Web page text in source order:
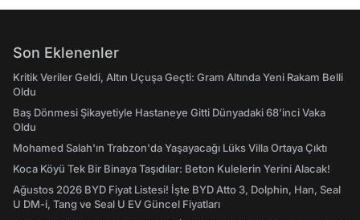
Son Eklenenler
Kritik Veriler Geldi, Altın Uçuşa Geçti: Gram Altında Yeni Rakam Belli
Oldu
Baş Dönmesi Şikayetiyle Hastaneye Gitti Dünyadaki 68’inci Vaka
Oldu
Mohamed Salah'ın Trabzon'da Yaşayacağı Lüks Villa Ortaya Çıktı
Koca Köyü Tek Bir Binaya Taşıdılar: Beton Kulelerin Yerini Alacak!
Ağustos 2026 BYD Fiyat Listesi! İşte BYD Atto 3, Dolphin, Han, Seal
U DM-i, Tang ve Seal U EV Güncel Fiyatları